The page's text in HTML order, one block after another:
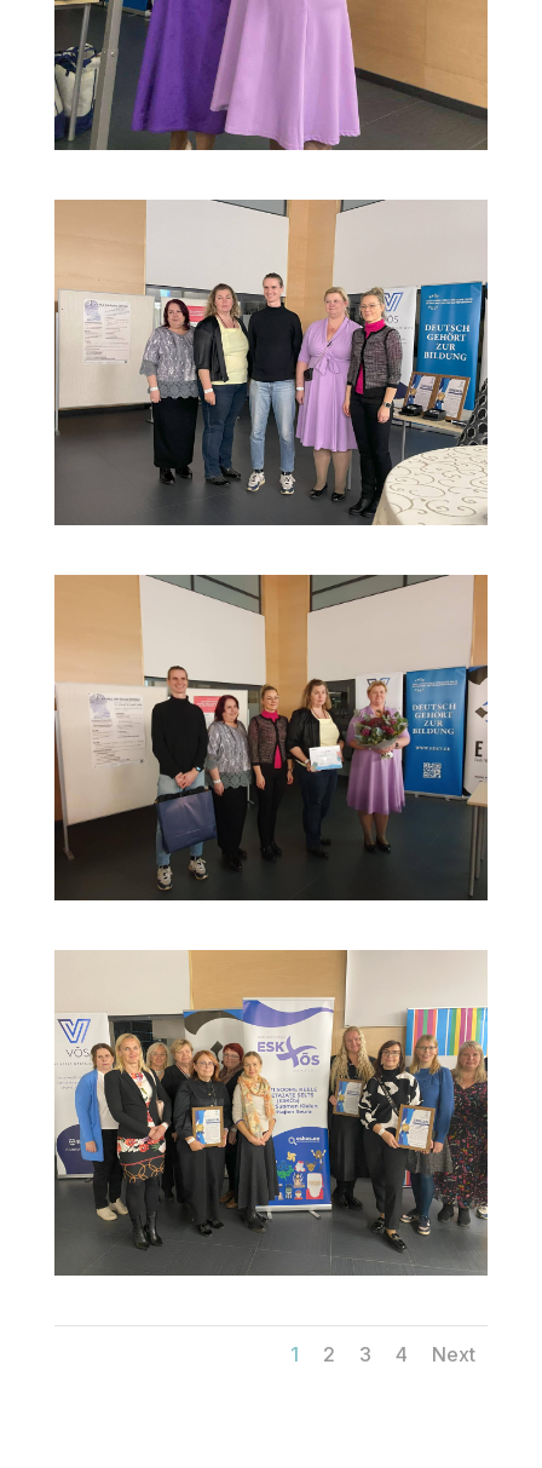
1 2 3 4 Next